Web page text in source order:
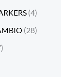
(4)
(28)